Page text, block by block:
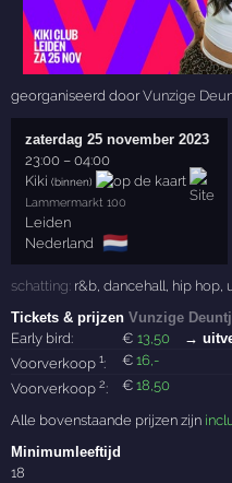
georganiseerd doorVunzige
zaterdag 25 november 2023
23:00 –04:00
Kiki (binnen)
Lammermarkt 100
Leiden
Nederland
🇳🇱
schatting: r&b ,dancehall hip hop
Tickets & prijzenVunzige
Early bird:
€ 13 ,50
→
Voorverkoop1: €16 ,-
Voorverkoop2: €18 ,50
Alle bovenstaande prijzen zijn
Minimumleeftijd
18